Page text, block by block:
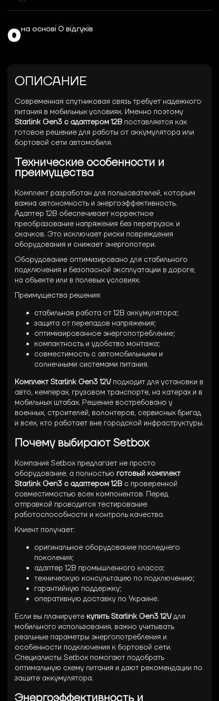
0на основі 0 відгуків
ОПИСАНИЕ
Современная спутниковая связь требует надежного
питания в мобильных условиях. Именно поэтому
Starlink Gen3 с адаптером 12В поставляется как
готовое решение для работы от аккумулятора или
бортовой сети автомобиля.
Технические особенности и
преимущества
Комплект разработан для пользователей, которым
важна автономность и энергоэффективность.
Адаптер 12В обеспечивает корректное
преобразование напряжения без перегрузок и
скачков. Это исключает риски повреждения
оборудования и снижает энергопотери.
Оборудование оптимизировано для стабильного
подключения и безопасной эксплуатации в дороге,
на объекте или в полевых условиях.
Преимущества решения:
стабильная работа от 12В аккумулятора;
защита от перепадов напряжения;
оптимизированное энергопотребление;
компактность и удобство монтажа;
совместимость с автомобильными и
солнечными системами питания.
Комплект Starlink Gen3 12Vподходит для установки в
авто, кемперах, грузовом транспорте, на катерах и в
мобильных штабах. Решение востребовано у
военных, строителей, волонтеров, сервисных бригад
и всех, кто работает вне городской инфраструктуры.
Почему выбирают Setbox
Компания Setbox предлагает не просто
оборудование, а полностью готовый комплект
Starlink Gen3 с адаптером 12В с проверенной
совместимостью всех компонентов. Перед
отправкой проводится тестирование
работоспособности и контроль качества.
Клиент получает:
оригинальное оборудование последнего
поколения;
адаптер 12В промышленного класса;
техническую консультацию по подключению;
гарантийную поддержку;
оперативную доставку по Украине.
Если вы планируете купить Starlink Gen3 12Vдля
мобильного использования, важно учитывать
реальные параметры энергопотребления и
особенности подключения к бортовой сети.
Специалисты Setbox помогают подобрать
оптимальную схему питания и дают рекомендации по
защите аккумулятора.